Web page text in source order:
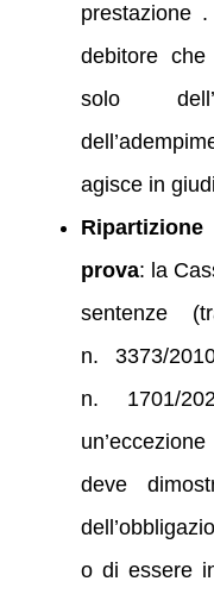
prestazione
debitore che
solo
agisce in
prova: la
sentenze
n. 3373/
n. 1701/
deve
o di essere